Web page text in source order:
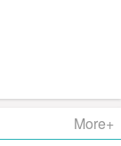
More+